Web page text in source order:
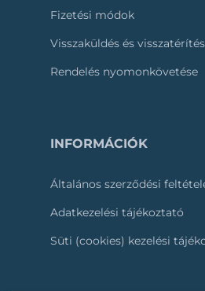
Fizetési módok
Visszaküldés és visszatérítés
Rendelés nyomonkövetése
INFORMÁCIÓK
Általános szerződési
Adatkezelési tájékoztató
Süti (cookies) kezelési